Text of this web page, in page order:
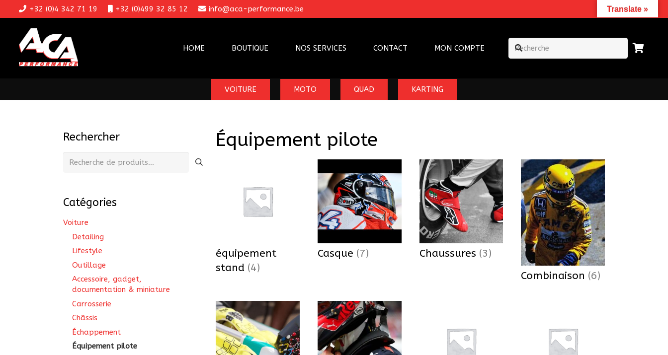
+32 (0)4 342 71 19 +32 (0)499 32 85 12 info@aca-performance.be
HOME BOUTIQUE NOS SERVICES CONTACT MON COMPTE
VOITURE MOTO QUAD KARTING
Équipement pilote
équipement
stand (4)
Casque (7) Chaussures (3)
Combinaison (6)
Rechercher
Recherche
Catégories
Voiture
Detailing
Lifestyle
Outillage
Accessoire, gadget,
documentation & miniature
Carrosserie
Châssis
Échappement
Équipement pilote
Translate »